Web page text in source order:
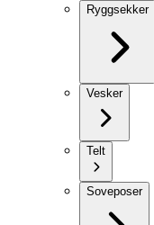
Ryggsekker
Vesker
Telt
Soveposer